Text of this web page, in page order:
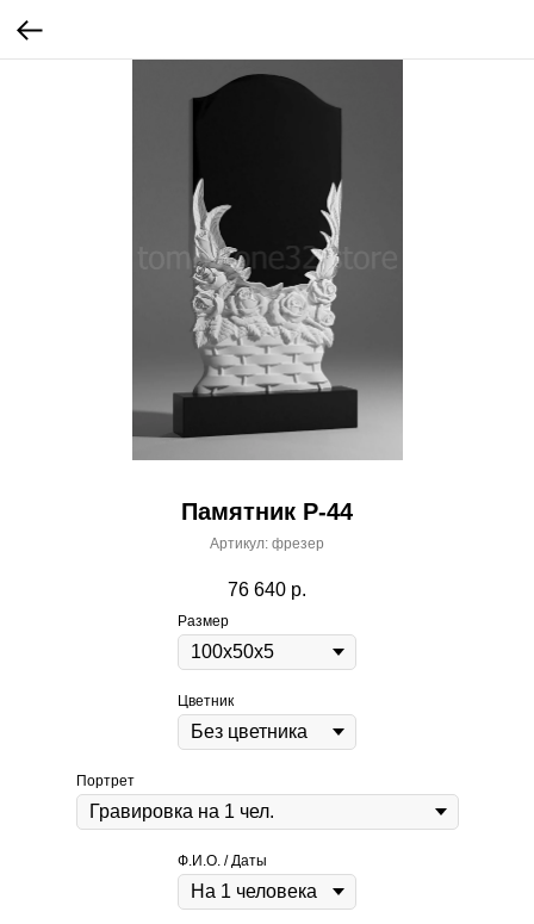
Памятник Р-44
Артикул: фрезер
76 640 р.
Размер
Цветник
Портрет
Ф.И.О. / Даты